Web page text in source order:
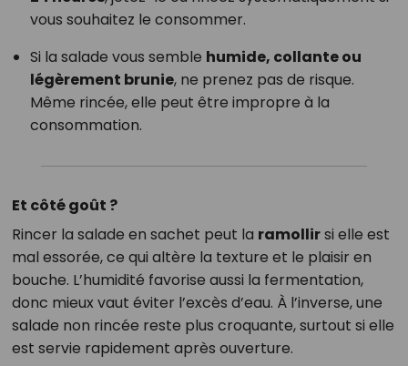
vous souhaitez le consommer.
Si la salade vous semble humide, collante ou
légèrement brunie, ne prenez pas de risque.
Même rincée, elle peut être impropre à la
consommation.
Et côté goût ?
Rincer la salade en sachet peut la ramollirsi elle est
mal essorée, ce qui altère la texture et le plaisir en
bouche. L’humidité favorise aussi la fermentation,
donc mieux vaut éviter l’excès d’eau. À l’inverse, une
salade non rincée reste plus croquante, surtout si elle
est servie rapidement après ouverture.